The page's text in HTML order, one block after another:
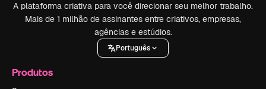
A plataforma criativa para você direcionar seu melhor trabalho.
Mais de 1 milhão de assinantes entre criativos, empresas,
agências e estúdios.
Português
Produtos